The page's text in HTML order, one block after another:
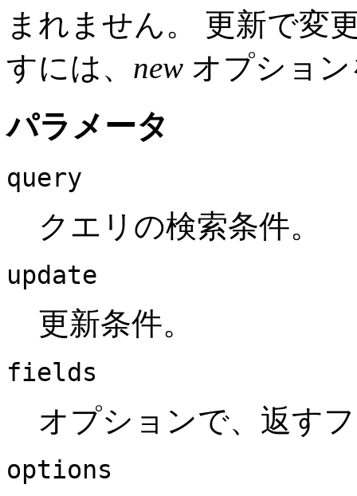
まれません。 更新で変
すには、 new オプショ
パラメータ
query
クエリの検索条件。
update
更新条件。
fields
オプションで、返す
options